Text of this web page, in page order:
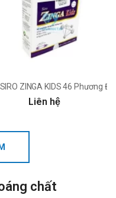
VALLAPHA
SIRO ZINGA KIDS 46 Phương
Liên hệ
chất